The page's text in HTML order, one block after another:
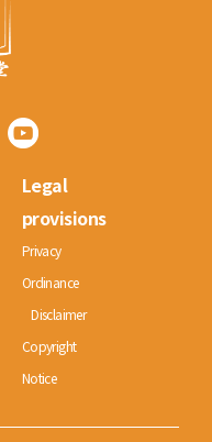
Legal
provisions
Privacy
Ordinance
Disclaimer
Copyright
Notice